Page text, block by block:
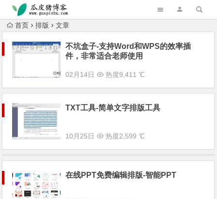
跳转到主内容
首页 排版 文章
不坑盒子-支持Word和WPS的效率插
件，非常适合老师使用
02月14日 热度9,411 ℃
TXT工具-简单文字排版工具
10月25日 热度2,599 ℃
在线PPT免费编辑排版-智能PPT